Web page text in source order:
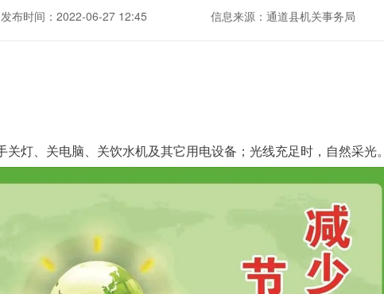
发布时间：2022-06-27 12:45 信息来源：通道县机关事务局
关灯、关电脑、关饮水机及其它用电设备；光线充足时，自然采光。